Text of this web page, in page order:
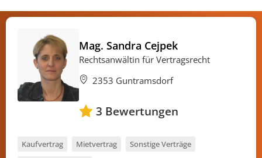
Mag. Sandra Cejpek
Rechtsanwältin für Vertragsrecht
2353 Guntramsdorf
3 Bewertungen
Kaufvertrag Mietvertrag
Sonstige Verträge